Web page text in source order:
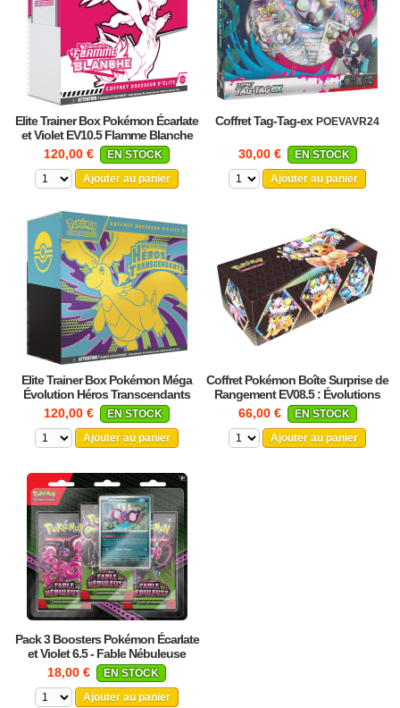
Elite Trainer Box Pokémon Écarlate
et Violet EV10.5 Flamme Blanche
POKEVT5ELI01
120,00 €
EN STOCK
Ajouter au panier
Coffret Tag-Tag-ex POEVAVR24
30,00 €
EN STOCK
Ajouter au panier
Elite Trainer Box Pokémon Méga
Évolution Héros Transcendants
ME2.5 POKMES01ELI
120,00 €
EN STOCK
Ajouter au panier
Coffret Pokémon Boîte Surprise de
Rangement EV08.5 : Évolutions
Prismatiques POKEVX5STOC
66,00 €
EN STOCK
Ajouter au panier
Pack 3 Boosters Pokémon Écarlate
et Violet 6.5 - Fable Nébuleuse
3PACKEV65
18,00 €
EN STOCK
Ajouter au panier